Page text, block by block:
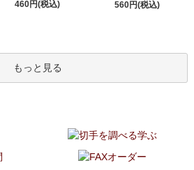
460円(税込)
560円(税込)
もっと見る